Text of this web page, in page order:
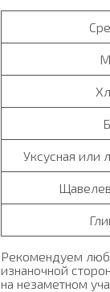
Уксусная или
Рекомендуем
изнаночной
на незаметном